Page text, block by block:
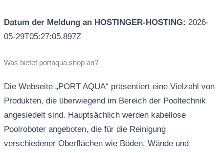
Datum der Meldung an HOSTINGER-HOSTING: 2026-
05-29T05:27:05.897Z
Was bietet portaqua.shop an?
Die Webseite „PORT AQUA“ präsentiert eine Vielzahl von
Produkten, die überwiegend im Bereich der Pooltechnik
angesiedelt sind. Hauptsächlich werden kabellose
Poolroboter angeboten, die für die Reinigung
verschiedener Oberflächen wie Böden, Wände und